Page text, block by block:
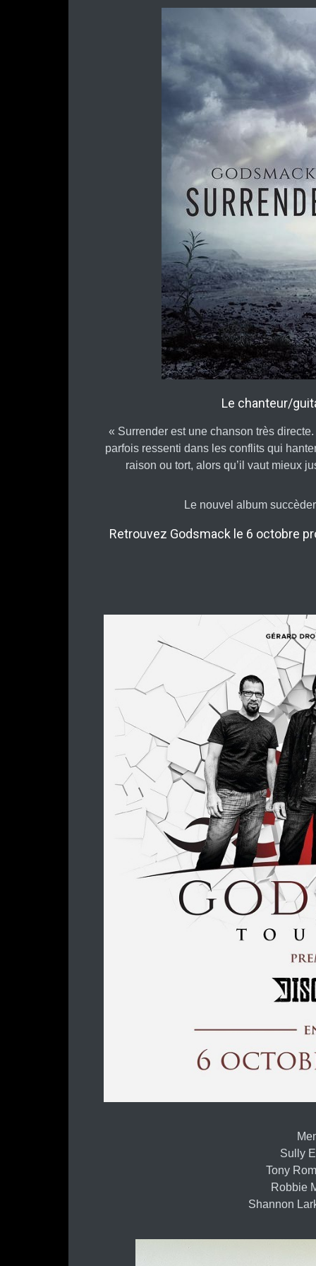
Le chanteur/
« Surrender est une chanson très
parfois ressenti dans les conflits qui
raison ou tort, alors qu’il vaut mieux
Le nouvel album
Retrouvez Godsmack le 6 octobre
Sully
Tony
Robbie
Shannon